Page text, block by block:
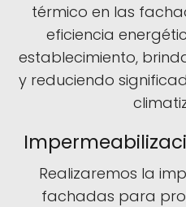
térmico en las
eficiencia
establecimiento,
y reduciendo
Realizaremos la
fachadas para